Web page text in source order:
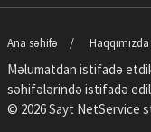
Ana səhifə Haqqımızda
Məlumatdan istifadə
səhifələrində istifadə
© 2026 Sayt NetService